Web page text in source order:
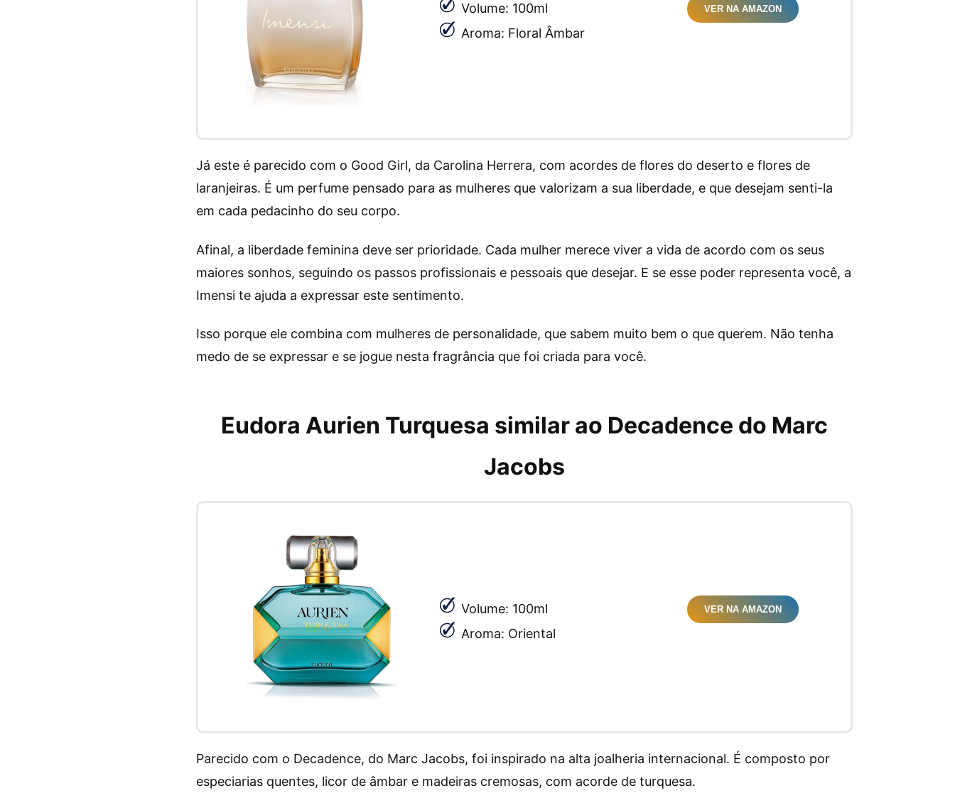
Volume: 100ml
Aroma: Floral Âmbar
VER NA AMAZON
Já este é parecido com o Good Girl, da Carolina Herrera, com acordes de flores do deserto e flores de
laranjeiras. É um perfume pensado para as mulheres que valorizam a sua liberdade, e que desejam senti-la
em cada pedacinho do seu corpo.
Afinal, a liberdade feminina deve ser prioridade. Cada mulher merece viver a vida de acordo com os seus
maiores sonhos, seguindo os passos profissionais e pessoais que desejar. E se esse poder representa você, a
Imensi te ajuda a expressar este sentimento.
Isso porque ele combina com mulheres de personalidade, que sabem muito bem o que querem. Não tenha
medo de se expressar e se jogue nesta fragrância que foi criada para você.
Eudora Aurien Turquesa similar ao Decadence do Marc
Jacobs
Volume: 100ml
Aroma: Oriental
VER NA AMAZON
Parecido com o Decadence, do Marc Jacobs, foi inspirado na alta joalheria internacional. É composto por
especiarias quentes, licor de âmbar e madeiras cremosas, com acorde de turquesa.